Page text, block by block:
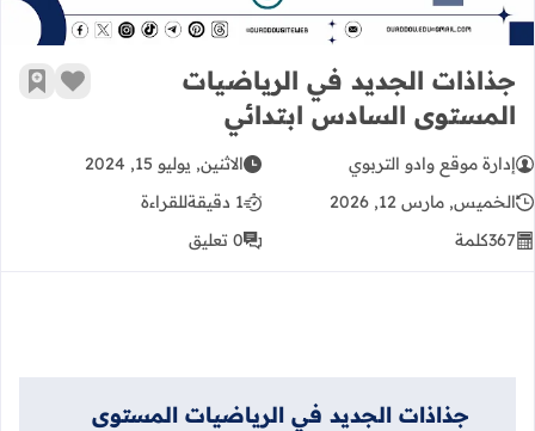
جذاذات الجديد في الرياضيات
المستوى السادس ابتدائي
زر أضف
إدارة موقع وادو التربوي
الاثنين, يوليو 15, 2024
الخميس, مارس 12, 2026
1 دقيقة
للقراءة
367كلمة 0 تعليق
جذاذات الجديد في الرياضيات المستوى